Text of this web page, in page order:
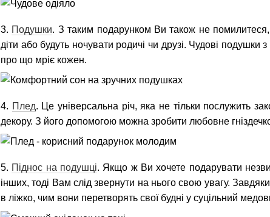
3. Подушки. З таким подарунком Ви також не
діти або будуть ночувати родичі чи друзі. Чудові подушки
про що мріє кожен.
4. Плед. Це універсальна річ, яка не тільки послужить
декору. З його допомогою можна зробити любовне
5. Піднос на подушці. Якщо ж Ви хочете подарувати
інших, тоді Вам слід звернути на нього свою увагу.
в ліжко, чим вони перетворять свої будні у суцільний